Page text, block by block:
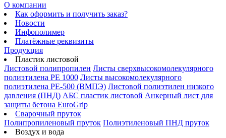
О компании
Как оформить и получить заказ?
Новости
Инфополимер
Платёжные реквизиты
Продукция
Пластик листовой
Листовой полипропилен Листы сверхвысокомолекулярного
полиэтилена PE 1000 Листы высокомолекулярного
полиэтилена РЕ-500 (ВМПЭ) Листовой полиэтилен низкого
давления (ПНД) АБС пластик листовой Анкерный лист для
защиты бетона EuroGrip
Сварочный пруток
Полипропиленовый пруток Полиэтиленовый ПНД пруток
Воздух и вода